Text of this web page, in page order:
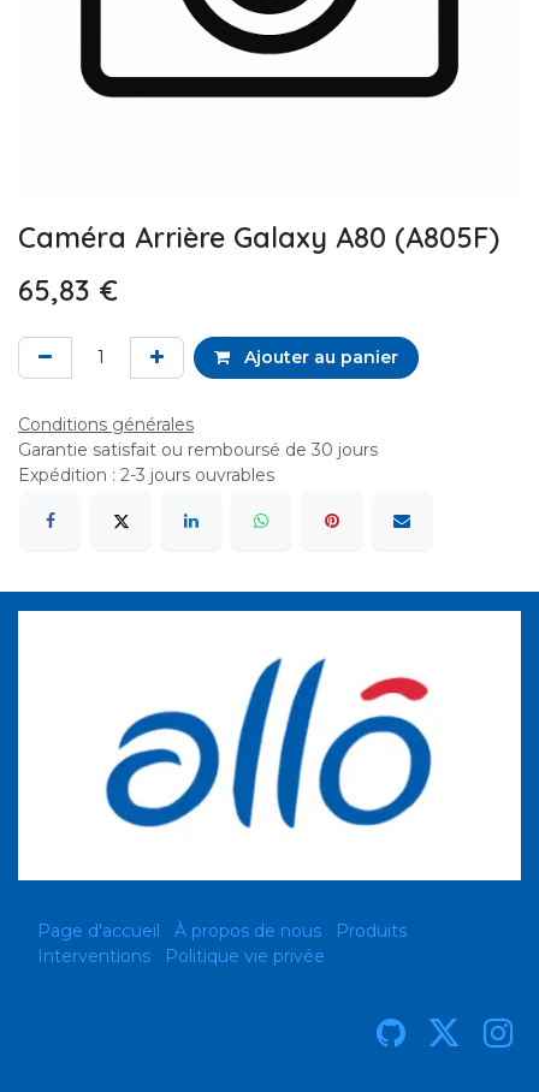
Caméra Arrière Galaxy A80 (A805F)
65,83 €
Ajouter au panier
Conditions générales
Garantie satisfait ou remboursé de 30 jours
Expédition : 2-3 jours ouvrables
Page d'accueil À propos de nous
Produits
Interventions
Politique vie privée